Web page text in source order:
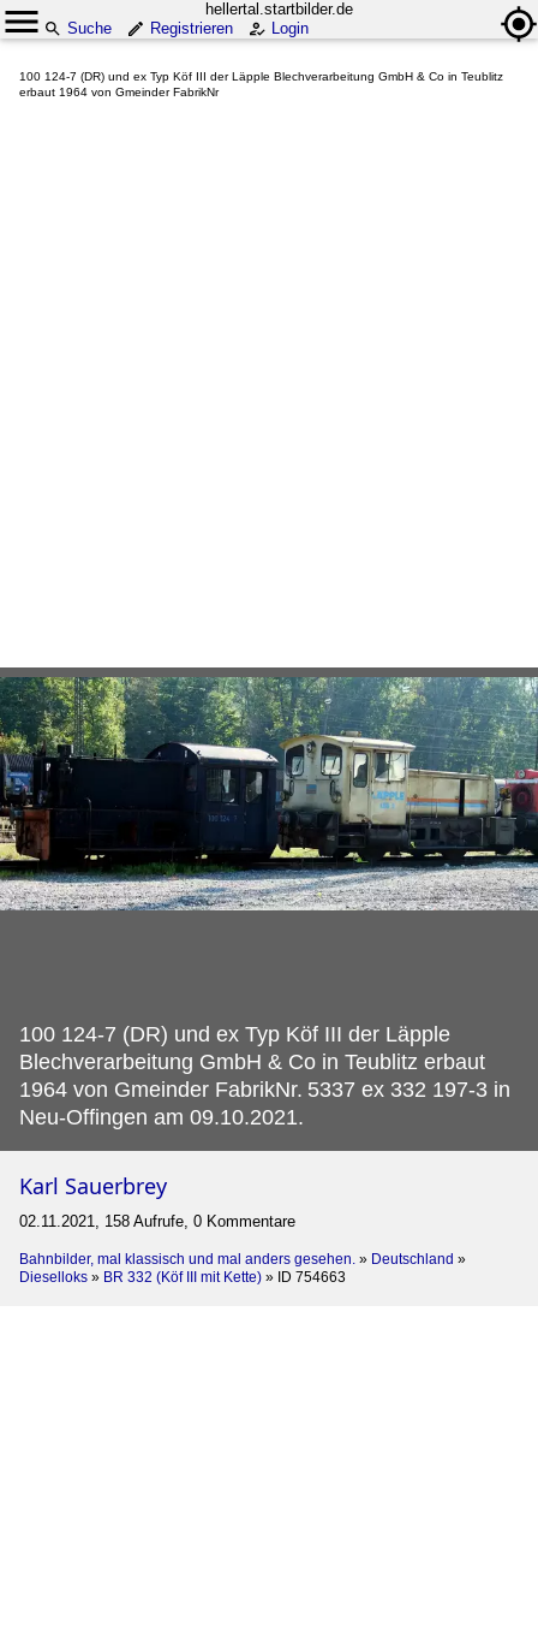
hellertal.startbilder.de
Suche
Registrieren Login
100 124-7 (DR) und ex Typ Köf III der Läpple Blechverarbeitung GmbH & Co in Teublitz
erbaut 1964 von Gmeinder FabrikNr
100 124-7 (DR) und ex Typ Köf III der Läpple
Blechverarbeitung GmbH & Co in Teublitz erbaut
1964 von Gmeinder FabrikNr. 5337 ex 332 197-3 in
Neu-Offingen am 09.10.2021.
Karl Sauerbrey
02.11.2021, 158 Aufrufe, 0 Kommentare
Bahnbilder, mal klassisch und mal anders gesehen. » Deutschland »
Dieselloks » BR 332 (Köf III mit Kette) » ID 754663